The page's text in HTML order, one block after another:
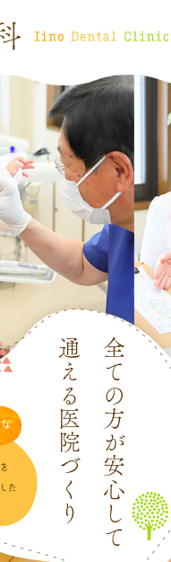
患者さんに信頼される
歯科医院をめざして全ての方が安心して
通える医院づくりなるべく痛くない
やさしい治療を